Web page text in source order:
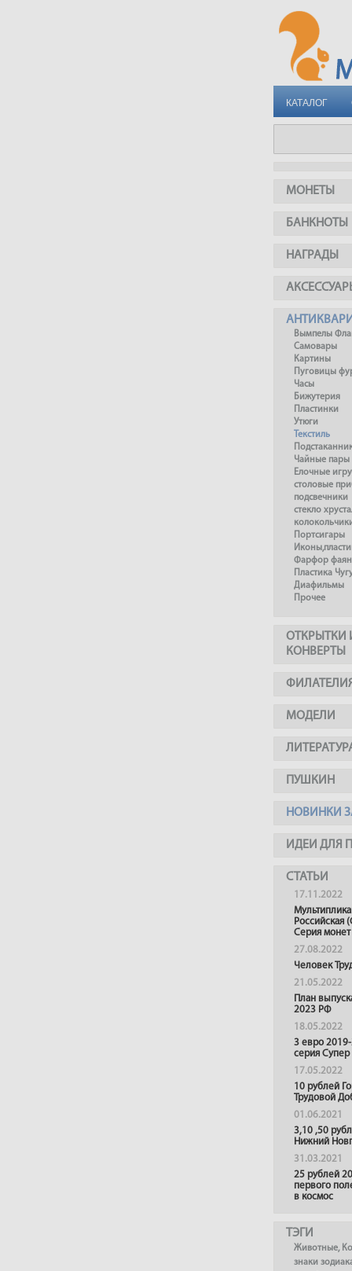
КАТАЛОГ
МОНЕТЫ
БАНКНОТЫ
НАГРАДЫ
Вымпелы
Самовары
Картины
Пуговицы
Часы
Бижутерия
Пластинки
Утюги
Текстиль
Чайные пары
Елочные
столовые
подсвечники
стекло
Портсигары
Фарфор
Пластика
Диафильмы
Прочее
ОТКРЫТКИ
КОНВЕРТЫ
МОДЕЛИ
ПУШКИН
НОВИНКИ
ИДЕИ ДЛЯ
СТАТЬИ
17.11.2022
Российская
Серия монет
27.08.2022
Человек
21.05.2022
План
2023 РФ
18.05.2022
3 евро
серия
17.05.2022
10 рублей
Трудовой
01.06.2021
3,10 ,50
Нижний
31.03.2021
25 рублей
первого
в космос
ТЭГИ
Животные,
знаки